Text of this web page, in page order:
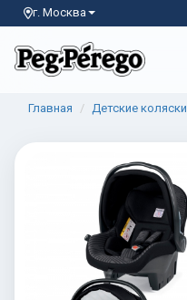
г. Москва
Главная Детские коляски